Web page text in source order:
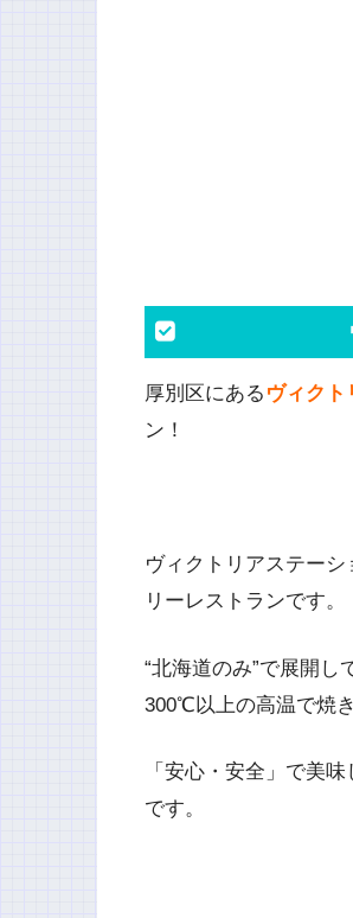
厚別区にある ヴィク
ン！
ヴィクトリアステー
リーレストランです。
“北海道のみ”で展開し
300℃以上の高温で焼
「安心・安全」で美
です。